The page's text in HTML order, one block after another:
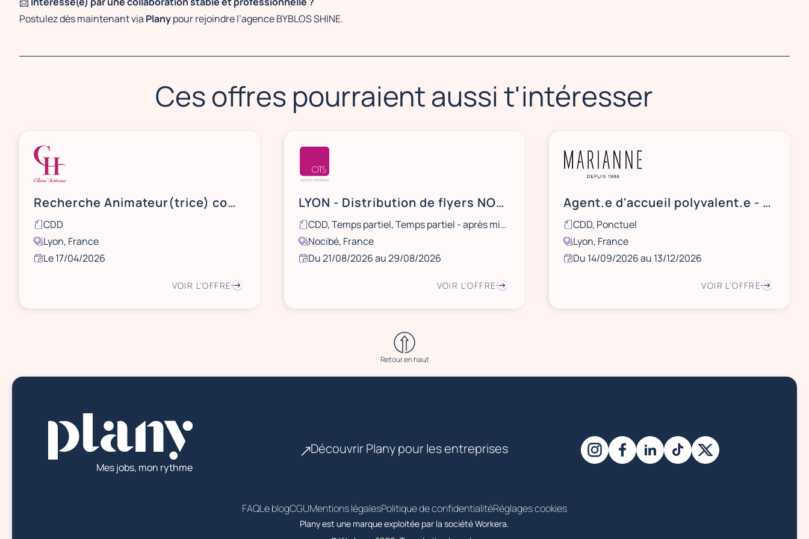
Postulez dès maintenant via Planypour rejoindre l’agence BYBLOS SHINE.
Ces offres pourraient aussi t'intéresser
Recherche Animateur(trice) commercial(e) LYON
CDD
Lyon, France
Le 17/04/2026
VOIR L'OFFRE
LYON - Distribution de flyers NOCIBÉ - 21 et 22 août / 28 et 29 août
CDD, Temps partiel, Temps partiel - après midi, Ponctuel
Nocibé, France
Du 21/08/2026 au 29/08/2026
VOIR L'OFFRE
Agent.e d'accueil polyvalent.e - La Biennale de Lyon / Art Contemporain
CDD, Ponctuel
Lyon, France
Du 14/09/2026 au 13/12/2026
VOIR L'OFFRE
Retour en haut
Mes jobs, mon rythme
Découvrir Plany pour les entreprises
Plany est une marque exploitée par la société Workera.
FAQLe blogCGUMentions légalesPolitique de confidentialitéRéglages cookies